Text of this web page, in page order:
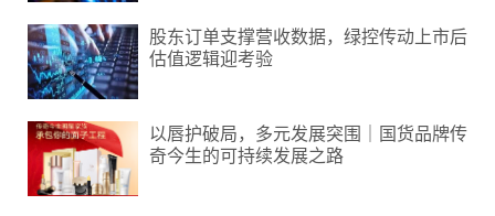
股东订单支撑营收数据，绿控传动上市后
估值逻辑迎考验
以唇护破局，多元发展突围｜国货品牌传
奇今生的可持续发展之路